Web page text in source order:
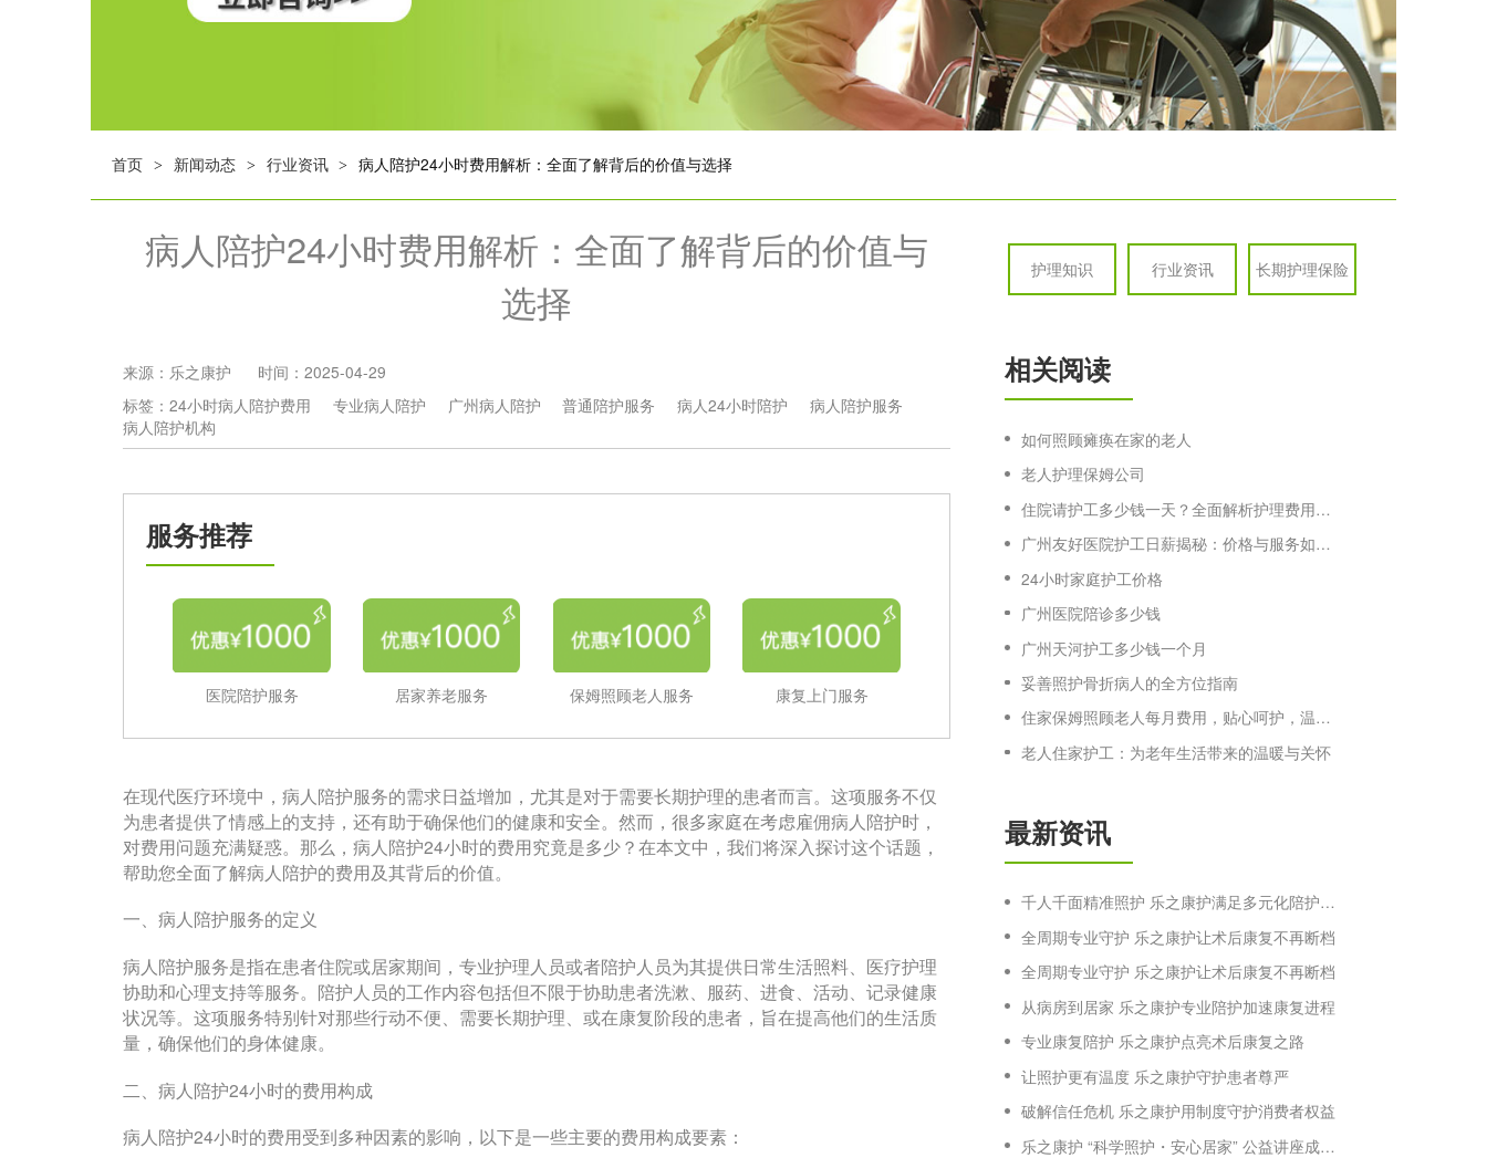
首页 > 新闻动态 > 行业资讯 > 病人陪护24小时费用解析：全面了解背后的价值与选择
病人陪护24小时费用解析：全面了解背后的价值与
选择
来源： 乐之康护 时间： 2025-04-29
标签：24小时病人陪护费用 专业病人陪护 广州病人陪护 普通陪护服务 病人24小时陪护
病人陪护服务
病人陪护机构
服务推荐
医院陪护服务 居家养老服务 保姆照顾老人服务 康复上门服务
在现代医疗环境中，病人陪护服务的需求日益增加，尤其是对于需要长期护理的患者而言。这项服务不仅
为患者提供了情感上的支持，还有助于确保他们的健康和安全。然而，很多家庭在考虑雇佣病人陪护时，
对费用问题充满疑惑。那么，病人陪护24小时的费用究竟是多少？在本文中，我们将深入探讨这个话题，
帮助您全面了解病人陪护的费用及其背后的价值。
一、病人陪护服务的定义
病人陪护服务是指在患者住院或居家期间，专业护理人员或者陪护人员为其提供日常生活照料、医疗护理
协助和心理支持等服务。陪护人员的工作内容包括但不限于协助患者洗漱、服药、进食、活动、记录健康
状况等。这项服务特别针对那些行动不便、需要长期护理、或在康复阶段的患者，旨在提高他们的生活质
量，确保他们的身体健康。
二、病人陪护24小时的费用构成
病人陪护24小时的费用受到多种因素的影响，以下是一些主要的费用构成要素：
护理知识 行业资讯 长期护理保险
相关阅读
如何照顾瘫痪在家的老人
老人护理保姆公司
住院请护工多少钱一天？全面解析护理费用与选择建议
广州友好医院护工日薪揭秘：价格与服务如何平衡？
24小时家庭护工价格
广州医院陪诊多少钱
广州天河护工多少钱一个月
妥善照护骨折病人的全方位指南
住家保姆照顾老人每月费用，贴心呵护，温馨陪伴
老人住家护工：为老年生活带来的温暖与关怀
最新资讯
千人千面精准照护 乐之康护满足多元化陪护需求
全周期专业守护 乐之康护让术后康复不再断档
全周期专业守护 乐之康护让术后康复不再断档
从病房到居家 乐之康护专业陪护加速康复进程
专业康复陪护 乐之康护点亮术后康复之路
让照护更有温度 乐之康护守护患者尊严
破解信任危机 乐之康护用制度守护消费者权益
乐之康护 “科学照护・安心居家” 公益讲座成功举办 普及专业陪护知识守护家庭健康